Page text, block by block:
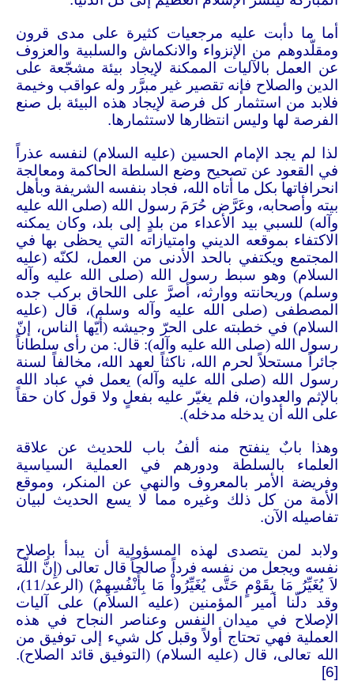
أما ما دأبت عليه مرجعيات كثيرة على مدى قرون
ومقلّدوهم من الإنزواء والانكماش والسلبية والعزوف
عن العمل بالآليات الممكنة لإيجاد بيئة مشجّعة على
الدين والصلاح فإنه تقصير غير مبرَّر وله عواقب وخيمة
فلابد من استثمار كل فرصة لإيجاد هذه البيئة بل صنع
الفرصة لها وليس انتظارها لاستثمارها.
لذا لم يجد الإمام الحسين (عليه السلام) لنفسه عذراً
في القعود عن تصحيح وضع السلطة الحاكمة ومعالجة
انحرافاتها بكل ما أتاه الله، فجاد بنفسه الشريفة وبأهل
بيته وأصحابه، وعَرَّض حُرَمَ رسول الله (صلى الله عليه
وآله) للسبي بيد الأعداء من بلدٍ إلى بلد، وكان يمكنه
الاكتفاء بموقعه الديني وامتيازاته التي يحظى بها في
المجتمع ويكتفي بالحد الأدنى من العمل، لكنّه (عليه
السلام) وهو سبط رسول الله (صلى الله عليه وآله
وسلم) وريحانته ووارثه، أصرَّ على اللحاق بركب جده
المصطفى (صلى الله عليه وآله وسلم)، قال (عليه
السلام) في خطبته على الحرّ وجيشه (أيّها الناس، إنّ
رسول الله (صلى الله عليه وآله): قال: من رأى سلطاناً
جائراً مستحلاً لحرم الله، ناكثاً لعهد الله، مخالفاً لسنة
رسول الله (صلى الله عليه وآله) يعمل في عباد الله
بالإثم والعدوان، فلم يغيّر عليه بفعلٍ ولا قول كان حقاً
على الله أن يدخله مدخله).
وهذا بابٌ ينفتح منه ألفُ باب للحديث عن علاقة
العلماء بالسلطة ودورهم في العملية السياسية
وفريضة الأمر بالمعروف والنهي عن المنكر، وموقع
الأمة من كل ذلك وغيره مما لا يسع الحديث لبيان
تفاصيله الآن.
ولابد لمن يتصدى لهذه المسؤولية أن يبدأ بإصلاح
نفسه ويجعل من نفسه فرداً صالحاً قال تعالى (إِنَّ اللّهَ
لاَ يُغَيِّرُ مَا بِقَوْمٍ حَتَّى يُغَيِّرُواْ مَا بِأَنْفُسِهِمْ) (الرعد/11)،
وقد دلّنا أمير المؤمنين (عليه السلام) على آليات
الإصلاح في ميدان النفس وعناصر النجاح في هذه
العملية فهي تحتاج أولاً وقبل كل شيء إلى توفيق من
الله تعالى، قال (عليه السلام) (التوفيق قائد الصلاح).
[6]